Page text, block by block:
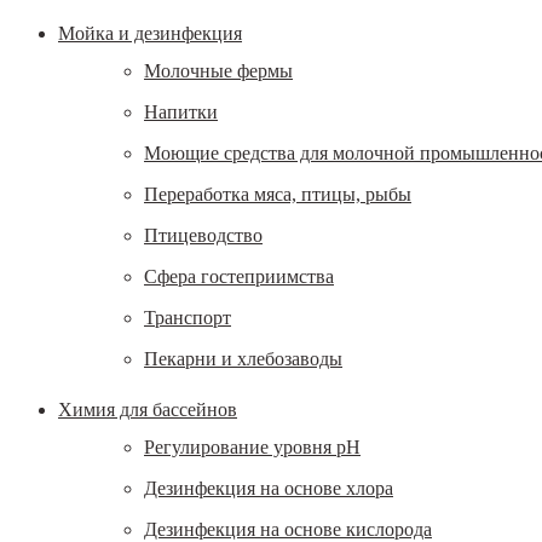
Мойка и дезинфекция
Молочные фермы
Напитки
Моющие средства для молочной
Переработка мяса, птицы, рыбы
Птицеводство
Сфера гостеприимства
Транспорт
Пекарни и хлебозаводы
Химия для бассейнов
Регулирование уровня рН
Дезинфекция на основе хлора
Дезинфекция на основе кислорода